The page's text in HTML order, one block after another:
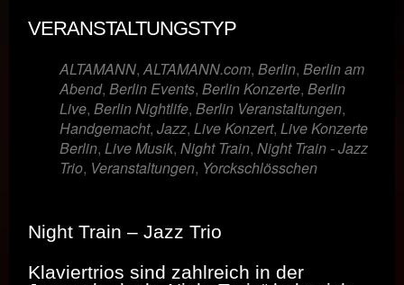
VERANSTALTUNGSTYP
ALTAMANN,ALTAMANN.com, Berlin, Berlin am
Abend, Berlin Events, Berlin Konzerte, Berlin
Live, Berlin Nightlife, Berlin Veranstaltungen,
Handgemacht, Jazz, Live Konzert, Live Konzerte
Berlin, Live Musik, Night Train, Night Train - Jazz
Trio, Veranstaltungen, Yorckschlösschen
Night Train – Jazz Trio
Klaviertrios sind zahlreich in der